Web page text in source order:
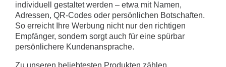
individuell gestaltet werden – etwa mit Namen,
Adressen, QR-Codes oder persönlichen Botschaften.
So erreicht Ihre Werbung nicht nur den richtigen
Empfänger, sondern sorgt auch für eine spürbar
persönlichere Kundenansprache.